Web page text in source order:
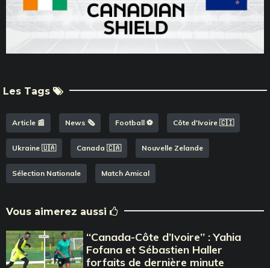
Les Tags
Article 📰 News 🗞️ Football ⚽️ Côte d'Ivoire 🇨🇮
Ukraine 🇺🇦 Canada 🇨🇦 Nouvelle Zelande
Sélection Nationale Match Amical
Vous aimerez aussi
‘‘Canada-Côte d’Ivoire’’ : Yahia
Fofana et Sébastien Haller
forfaits de dernière minute